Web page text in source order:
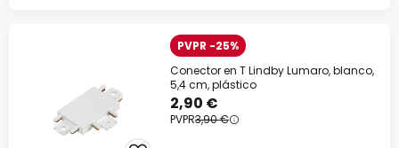
PVPR -25%
Conector en T Lindby Lumaro, blanco,
5,4 cm, plástico
2,90 €
PVPR3,90 €